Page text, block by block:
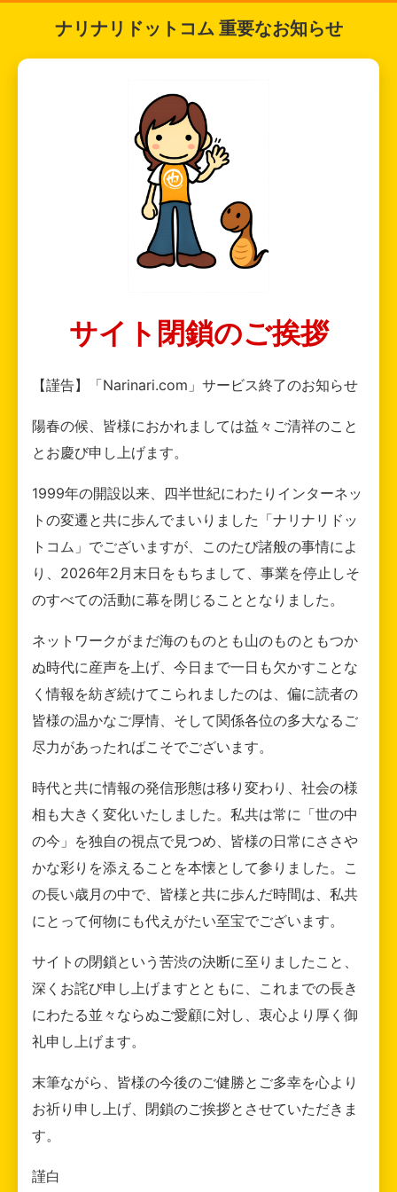
ナリナリドットコム 重要なお知らせ
サイト閉鎖のご挨拶
【謹告】「Narinari.com」サービス終了のお知らせ
陽春の候、皆様におかれましては益々ご清祥のこと
とお慶び申し上げます。
1999年の開設以来、四半世紀にわたりインターネッ
トの変遷と共に歩んでまいりました「ナリナリドッ
トコム」でございますが、このたび諸般の事情によ
り、2026年2月末日をもちまして、事業を停止しそ
のすべての活動に幕を閉じることとなりました。
ネットワークがまだ海のものとも山のものともつか
ぬ時代に産声を上げ、今日まで一日も欠かすことな
く情報を紡ぎ続けてこられましたのは、偏に読者の
皆様の温かなご厚情、そして関係各位の多大なるご
尽力があったればこそでございます。
時代と共に情報の発信形態は移り変わり、社会の様
相も大きく変化いたしました。私共は常に「世の中
の今」を独自の視点で見つめ、皆様の日常にささや
かな彩りを添えることを本懐として参りました。こ
の長い歳月の中で、皆様と共に歩んだ時間は、私共
にとって何物にも代えがたい至宝でございます。
サイトの閉鎖という苦渋の決断に至りましたこと、
深くお詫び申し上げますとともに、これまでの長き
にわたる並々ならぬご愛顧に対し、衷心より厚く御
礼申し上げます。
末筆ながら、皆様の今後のご健勝とご多幸を心より
お祈り申し上げ、閉鎖のご挨拶とさせていただきま
す。
謹白